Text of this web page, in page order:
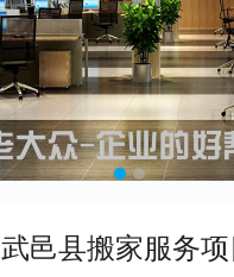
武邑县搬家服务项